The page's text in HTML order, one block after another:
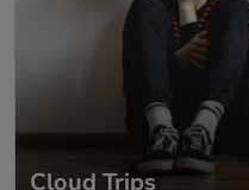
Cloud Trips